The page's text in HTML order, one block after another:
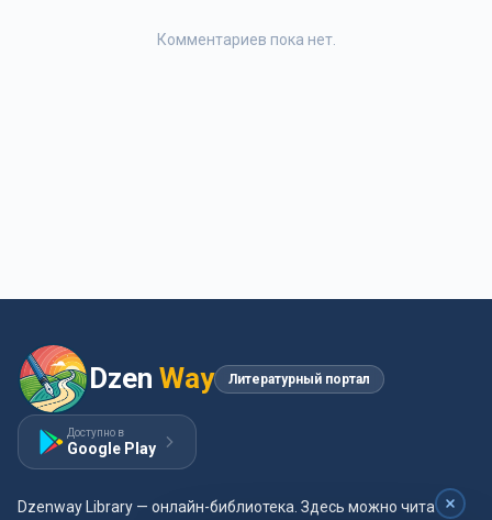
Комментариев пока нет.
Dzen Way Литературный портал
Доступно в
Google Play
Dzenway Library — онлайн-библиотека. Здесь можно читать